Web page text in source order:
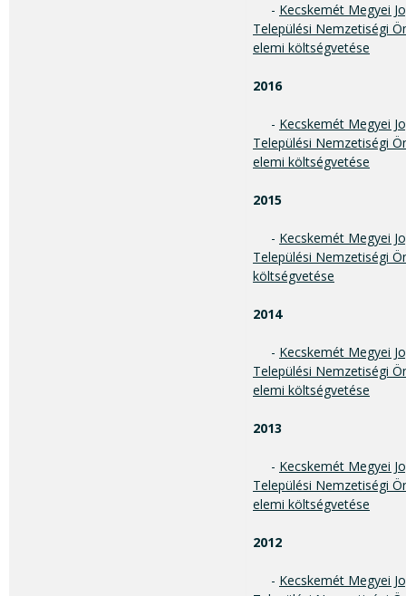
- Kecskemét Megyei
Települési Nemzetiségi
elemi költségvetése
2016
- Kecskemét Megyei
Települési Nemzetiségi
elemi költségvetése
2015
- Kecskemét Megyei
Települési Nemzetiségi
költségvetése
2014
- Kecskemét Megyei
Települési Nemzetiségi
elemi költségvetése
2013
- Kecskemét Megyei
Települési Nemzetiségi
elemi költségvetése
2012
- Kecskemét Megyei